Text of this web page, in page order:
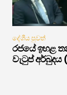
දේශීය පුවත්
රජයේ ඉහළ
වැටුප් අර්බුදය